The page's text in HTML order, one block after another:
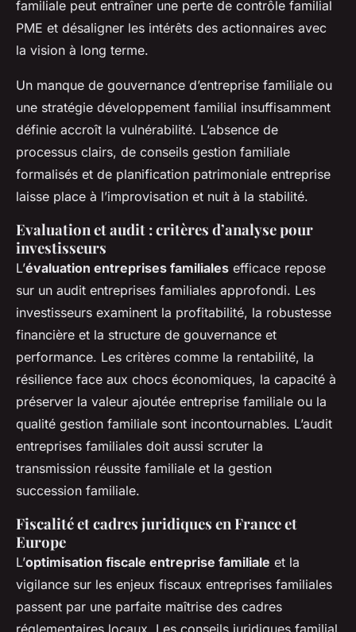
familiale peut entraîner une perte de contrôle familial
PME et désaligner les intérêts des actionnaires avec
la vision à long terme.
Un manque de gouvernance d’entreprise familiale ou
une stratégie développement familial insuffisamment
définie accroît la vulnérabilité. L’absence de
processus clairs, de conseils gestion familiale
formalisés et de planification patrimoniale entreprise
laisse place à l’improvisation et nuit à la stabilité.
Evaluation et audit : critères d’analyse pour
investisseurs
L’évaluation entreprises familiales efficace repose
sur un audit entreprises familiales approfondi. Les
investisseurs examinent la profitabilité, la robustesse
financière et la structure de gouvernance et
performance. Les critères comme la rentabilité, la
résilience face aux chocs économiques, la capacité à
préserver la valeur ajoutée entreprise familiale ou la
qualité gestion familiale sont incontournables. L’audit
entreprises familiales doit aussi scruter la
transmission réussite familiale et la gestion
succession familiale.
Fiscalité et cadres juridiques en France et
Europe
L’optimisation fiscale entreprise familiale et la
vigilance sur les enjeux fiscaux entreprises familiales
passent par une parfaite maîtrise des cadres
réglementaires locaux. Les conseils juridiques familial